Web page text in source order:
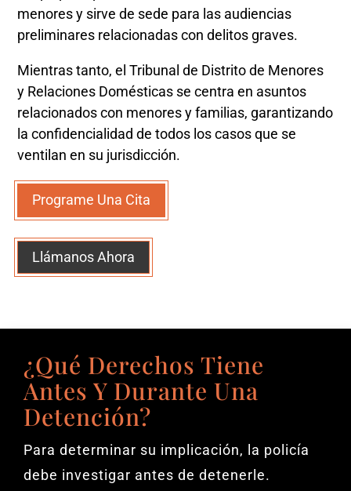
menores y sirve de sede para las audiencias
preliminares relacionadas con delitos graves.
Mientras tanto, el Tribunal de Distrito de Menores
y Relaciones Domésticas se centra en asuntos
relacionados con menores y familias, garantizando
la confidencialidad de todos los casos que se
ventilan en su jurisdicción.
Programe Una Cita
Llámanos Ahora
¿Qué Derechos Tiene
Antes Y Durante Una
Detención?
Para determinar su implicación, la policía
debe investigar antes de detenerle.